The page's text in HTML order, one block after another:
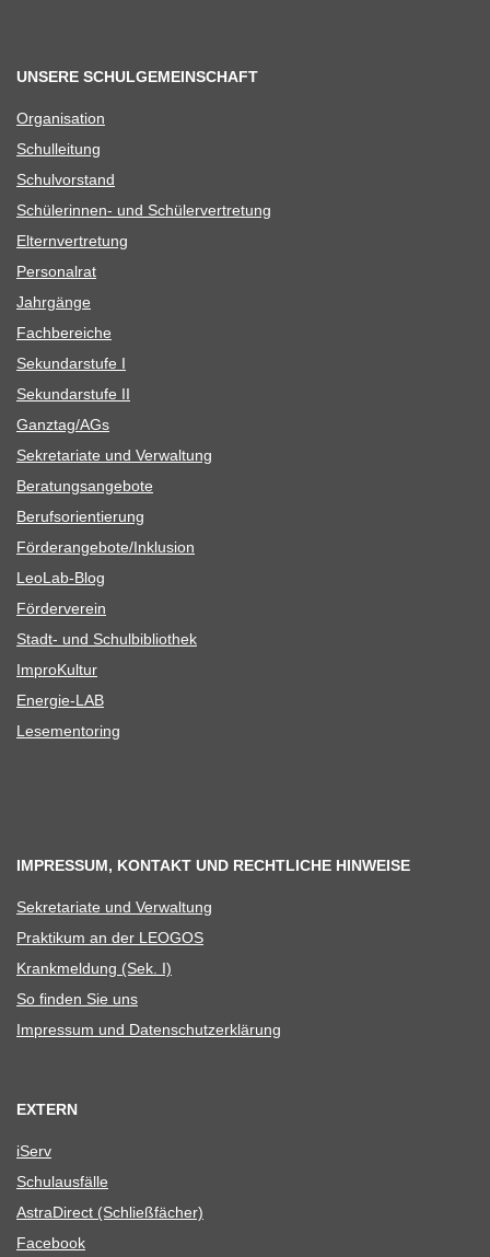
UNSERE SCHULGEMEINSCHAFT
Orga­ni­sa­tion
Schul­lei­tung
Schul­vor­stand
Schü­le­rin­nen- und Schülervertretung
Eltern­ver­tre­tung
Per­so­nal­rat
Jahr­gänge
Fach­be­rei­che
Sekun­dar­stufe I
Sekun­dar­stufe II
Ganztag/​​AGs
Sekre­ta­riate und Verwaltung
Bera­tungs­an­ge­bote
Berufs­ori­en­tie­rung
Förderangebote/​​Inklusion
Leo­Lab-Blog
För­der­ver­ein
Stadt- und Schulbibliothek
Impro­Kul­tur
Ener­­gie-LAB
Lese­men­to­ring
IMPRESSUM, KONTAKT UND RECHTLICHE HINWEISE
Sekre­ta­riate und Verwaltung
Prak­ti­kum an der LEOGOS
Krank­mel­dung (Sek. I)
So fin­den Sie uns
Impres­sum und Datenschutzerklärung
EXTERN
iServ
Schul­aus­fälle
Astra­Di­rect (Schließ­fä­cher)
Face­book